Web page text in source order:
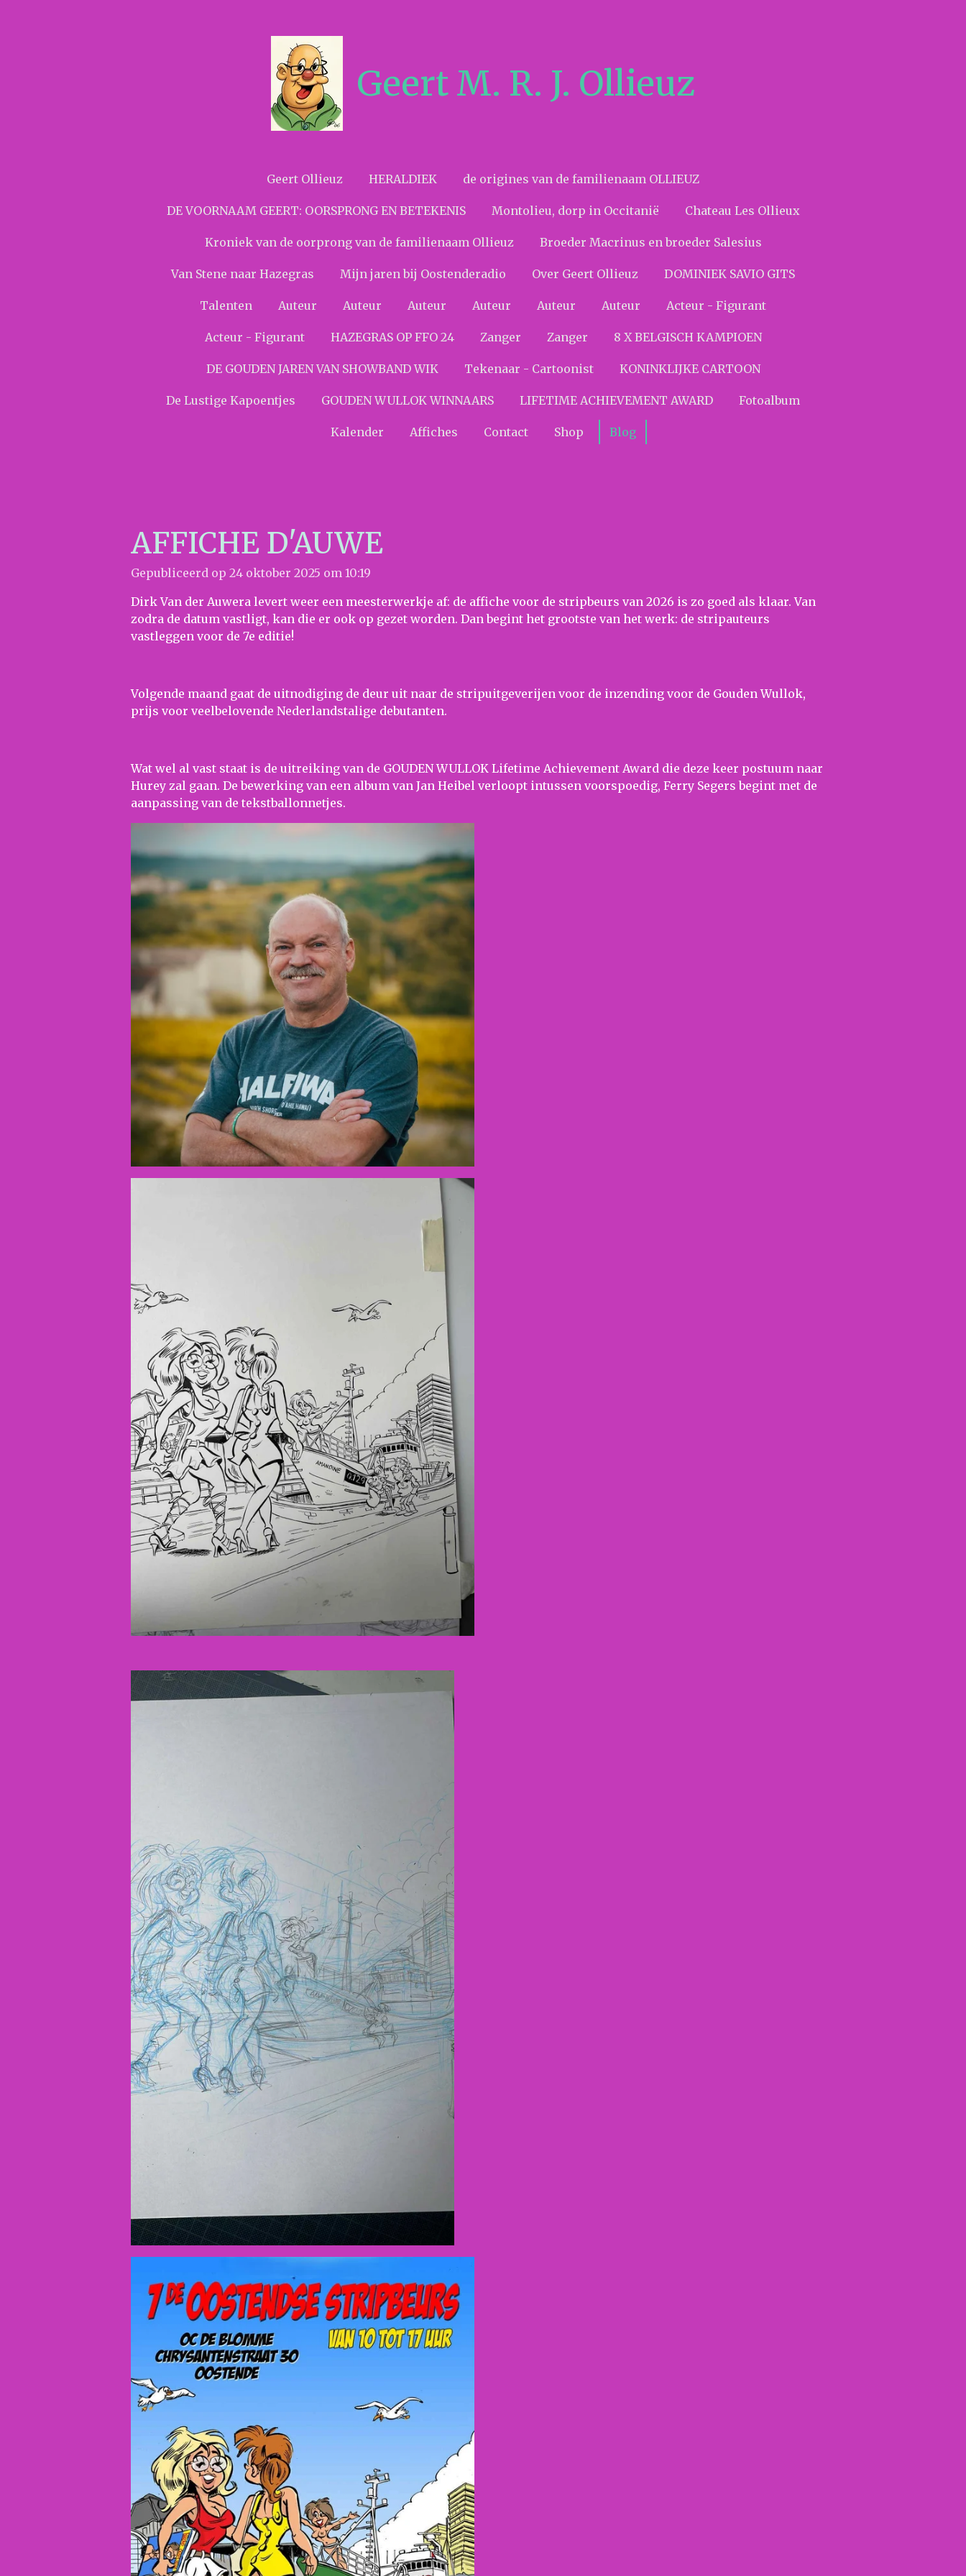
Geert M. R. J. Ollieuz
Geert Ollieuz HERALDIEK de origines van de familienaam OLLIEUZ
DE VOORNAAM GEERT: OORSPRONG EN BETEKENIS Montolieu, dorp in Occitanië Chateau Les Ollieux
Kroniek van de oorprong van de familienaam Ollieuz Broeder Macrinus en broeder Salesius
Van Stene naar Hazegras Mijn jaren bij Oostenderadio Over Geert Ollieuz DOMINIEK SAVIO GITS
Talenten Auteur Auteur Auteur Auteur Auteur Auteur Acteur - Figurant
Acteur - Figurant HAZEGRAS OP FFO 24 Zanger Zanger 8 X BELGISCH KAMPIOEN
DE GOUDEN JAREN VAN SHOWBAND WIK Tekenaar - Cartoonist KONINKLIJKE CARTOON
De Lustige Kapoentjes GOUDEN WULLOK WINNAARS LIFETIME ACHIEVEMENT AWARD Fotoalbum
Kalender Affiches Contact Shop Blog
AFFICHE D'AUWE
Gepubliceerd op 24 oktober 2025 om 10:19
Dirk Van der Auwera levert weer een meesterwerkje af: de affiche voor de stripbeurs van 2026 is zo goed als klaar. Van
zodra de datum vastligt, kan die er ook op gezet worden. Dan begint het grootste van het werk: de stripauteurs
vastleggen voor de 7e editie!
Volgende maand gaat de uitnodiging de deur uit naar de stripuitgeverijen voor de inzending voor de Gouden Wullok,
prijs voor veelbelovende Nederlandstalige debutanten.
Wat wel al vast staat is de uitreiking van de GOUDEN WULLOK Lifetime Achievement Award die deze keer postuum naar
Hurey zal gaan. De bewerking van een album van Jan Heibel verloopt intussen voorspoedig, Ferry Segers begint met de
aanpassing van de tekstballonnetjes.